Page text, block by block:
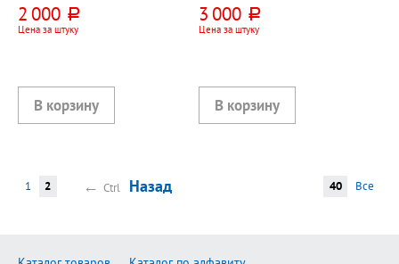
2 000 руб.
Цена за штуку
3 000 руб.
Цена за штуку
←Ctrl Назад
1 2 40 Все